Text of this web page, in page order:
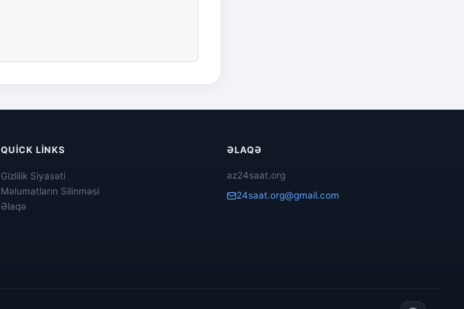
QUICK LINKS
Gizlilik Siyasəti
Məlumatların Silinməsi
Əlaqə
ƏLAQƏ
az24saat.org
24saat.org@gmail.com